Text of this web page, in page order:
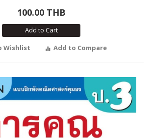
100.00 THB
Add to Cart
Wishlist
Add to Compare